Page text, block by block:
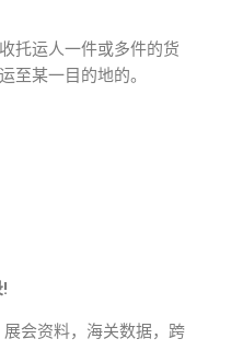
托运人一件或多件的货
至某一目的地的。
会资料，海关数据，跨